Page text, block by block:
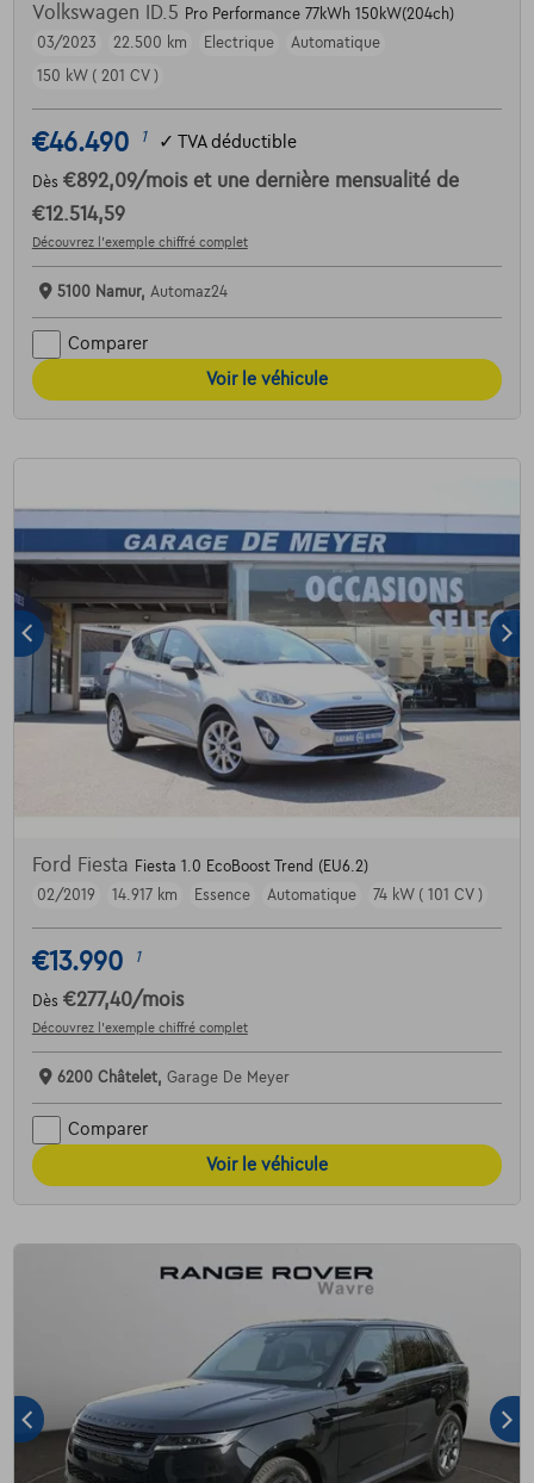
Volkswagen ID.5 Pro Performance 77kWh 150kW(204ch)
03/2023
22.500 km Electrique
Automatique
150 kW ( 201 CV )
€46.490 1 ✓ TVA déductible
Dès €892,09/mois et une dernière mensualité de
€12.514,59
Découvrez l’exemple chiffré complet
5100 Namur, Automaz24
Comparer
Voir le véhicule
Ford Fiesta Fiesta 1.0 EcoBoost Trend (EU6.2)
02/2019
14.917 km Essence Automatique 74 kW ( 101 CV )
€13.990 1
Dès €277,40/mois
Découvrez l’exemple chiffré complet
6200 Châtelet, Garage De Meyer
Comparer
Voir le véhicule